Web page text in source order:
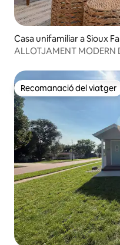
Casa unifamiliar a Sioux
ALLOTJAMENT MODERN
Recomanació del viatger
Recomanació del viatger